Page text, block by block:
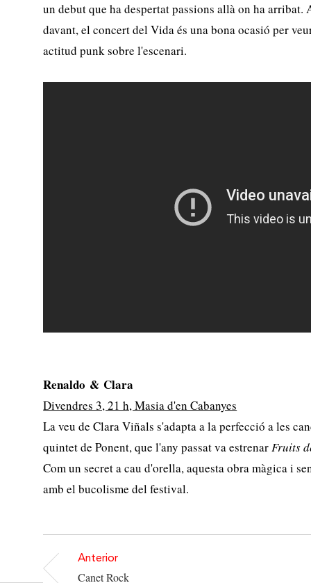
un debut que ha despertat passions allà on ha
davant, el concert del Vida és una bona ocasió per
actitud punk sobre l'escenari.
Renaldo & Clara
Divendres 3, 21 h, Masia d'en Cabanyes
La veu de Clara Viñals s'adapta a la perfecció a les
quintet de Ponent, que l'any passat va estrenarFruits
Com un secret a cau d'orella, aquesta obra màgica i
amb el bucolisme del festival.
Anterior
Canet Rock